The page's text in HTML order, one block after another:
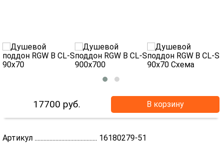
17700 руб. В корзину
Артикул .......................................... 16180279-51